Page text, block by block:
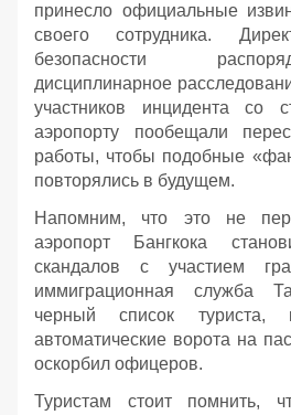
принесло официальные
своего сотрудника.
безопасности
дисциплинарное
участников инцидента со
аэропорту пообещали
работы, чтобы подобные
повторялись в будущем.
Напомним, что это не
аэропорт Бангкока
скандалов с участием
иммиграционная служба
черный список туриста,
автоматические ворота на
оскорбил офицеров.
Туристам стоит помнить,